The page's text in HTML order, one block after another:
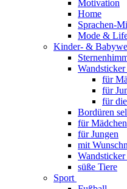
Motivation
Home
Sprachen-
Mode &
Kinder- &
Wandsticker
für
für
für
Bordüren
für Mädchen
für Jungen
mit
Wandsticker
süße Tiere
Sport